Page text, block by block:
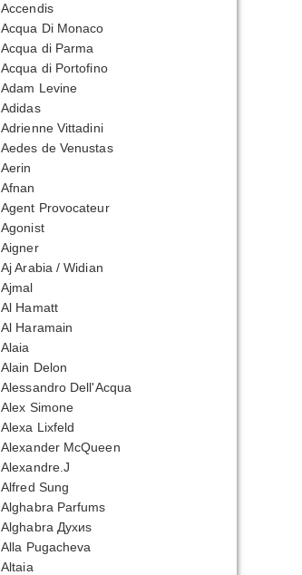
Accendis
Acqua Di Monaco
Acqua di Parma
Acqua di Portofino
Adam Levine
Adidas
Adrienne Vittadini
Aedes de Venustas
Aerin
Afnan
Agent Provocateur
Agonist
Aigner
Aj Arabia / Widian
Ajmal
Al Hamatt
Al Haramain
Alaia
Alain Delon
Alessandro Dell'Acqua
Alex Simone
Alexa Lixfeld
Alexander McQueen
Alexandre.J
Alfred Sung
Alghabra Parfums
Alghabra Духиs
Alla Pugacheva
Altaia